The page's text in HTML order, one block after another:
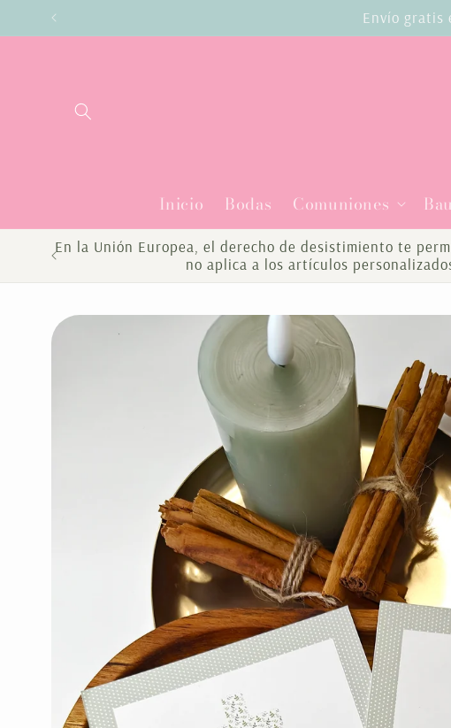
directamente
al contenido
Envío gratis
Inicio Bodas Comuniones
En la Unión Europea, el derecho de desistimiento te
no aplica a los artículos
directamente